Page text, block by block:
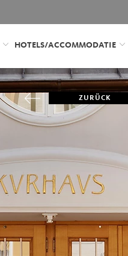
HOTELS/ACCOMMODATIE
ZURÜCK